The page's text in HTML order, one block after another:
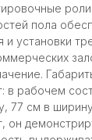
пола
установки
в рабочем
77 см в
он